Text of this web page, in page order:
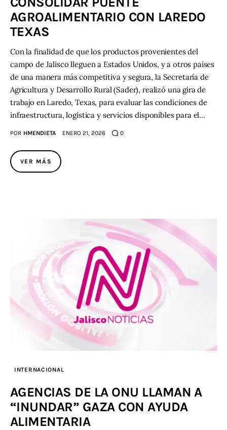
Contacto
AGROALIMENTARIO CON LAREDO
TEXAS
Con la finalidad de que los productos provenientes del
campo de Jalisco lleguen a Estados Unidos, y a otros países
de una manera más competitiva y segura, la Secretaría de
Agricultura y Desarrollo Rural (Sader), realizó una gira de
trabajo en Laredo, Texas, para evaluar las condiciones de
infraestructura, logística y servicios disponibles para el…
POR HMENDIETA ENERO 21, 2026 0
VER MÁS
INTERNACIONAL
AGENCIAS DE LA ONU LLAMAN A
“INUNDAR” GAZA CON AYUDA
ALIMENTARIA